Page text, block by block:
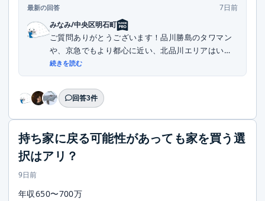
最新の回答
7日前
みなみ/中央区明石町
ご質問ありがとうございます！品川勝島のタワマン
や、京急でもより都心に近い、北品川エリアはいか
がでし...
続きを読む
回答3件
持ち家に戻る可能性があっても家を買う選
択はアリ？
9日前
年収650〜700万